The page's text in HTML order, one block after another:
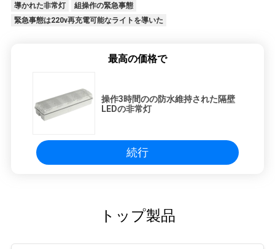
導かれた非常灯
組操作の緊急事態
緊急事態は220v再充電可能なライトを導いた
最高の価格で
操作3時間のの防水維持された隔壁
LEDの非常灯
続行
トップ製品